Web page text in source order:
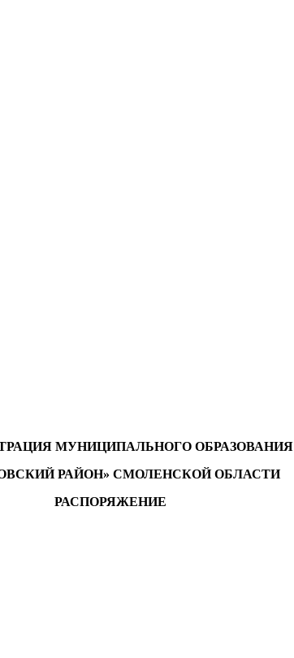
МУНИЦИПАЛЬНОГО ОБРАЗОВАНИЯ
РАЙОН» СМОЛЕНСКОЙ ОБЛАСТИ
РАСПОРЯЖЕНИЕ